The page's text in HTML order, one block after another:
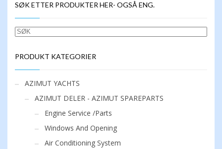
varianter.
Alternativene
kan
velges
produktsiden
SØK ETTER PRODUKTER HER- OGSÅ ENG.
SØK
PRODUKT KATEGORIER
AZIMUT YACHTS
AZIMUT DELER - AZIMUT SPAREPARTS
Engine Service /Parts
Windows And Opening
Air Conditioning System